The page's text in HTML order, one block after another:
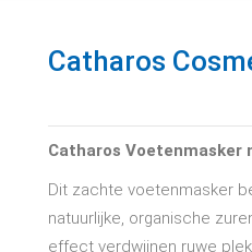
Catharos
Catharos Voetenmasker
Dit zachte voetenmasker
natuurlijke, organische
effect verdwijnen ruwe